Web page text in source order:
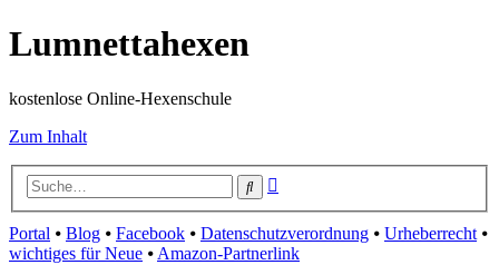
Lumnettahexen
kostenlose Online-Hexenschule
Zum Inhalt
Suche
Portal ⦁ Blog ⦁ Facebook ⦁ Datenschutzverordnung ⦁ Urheberrecht⦁
wichtiges für Neue ⦁Amazon-Partnerlink